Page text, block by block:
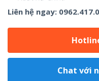
Liên hệ ngay:
Chat với